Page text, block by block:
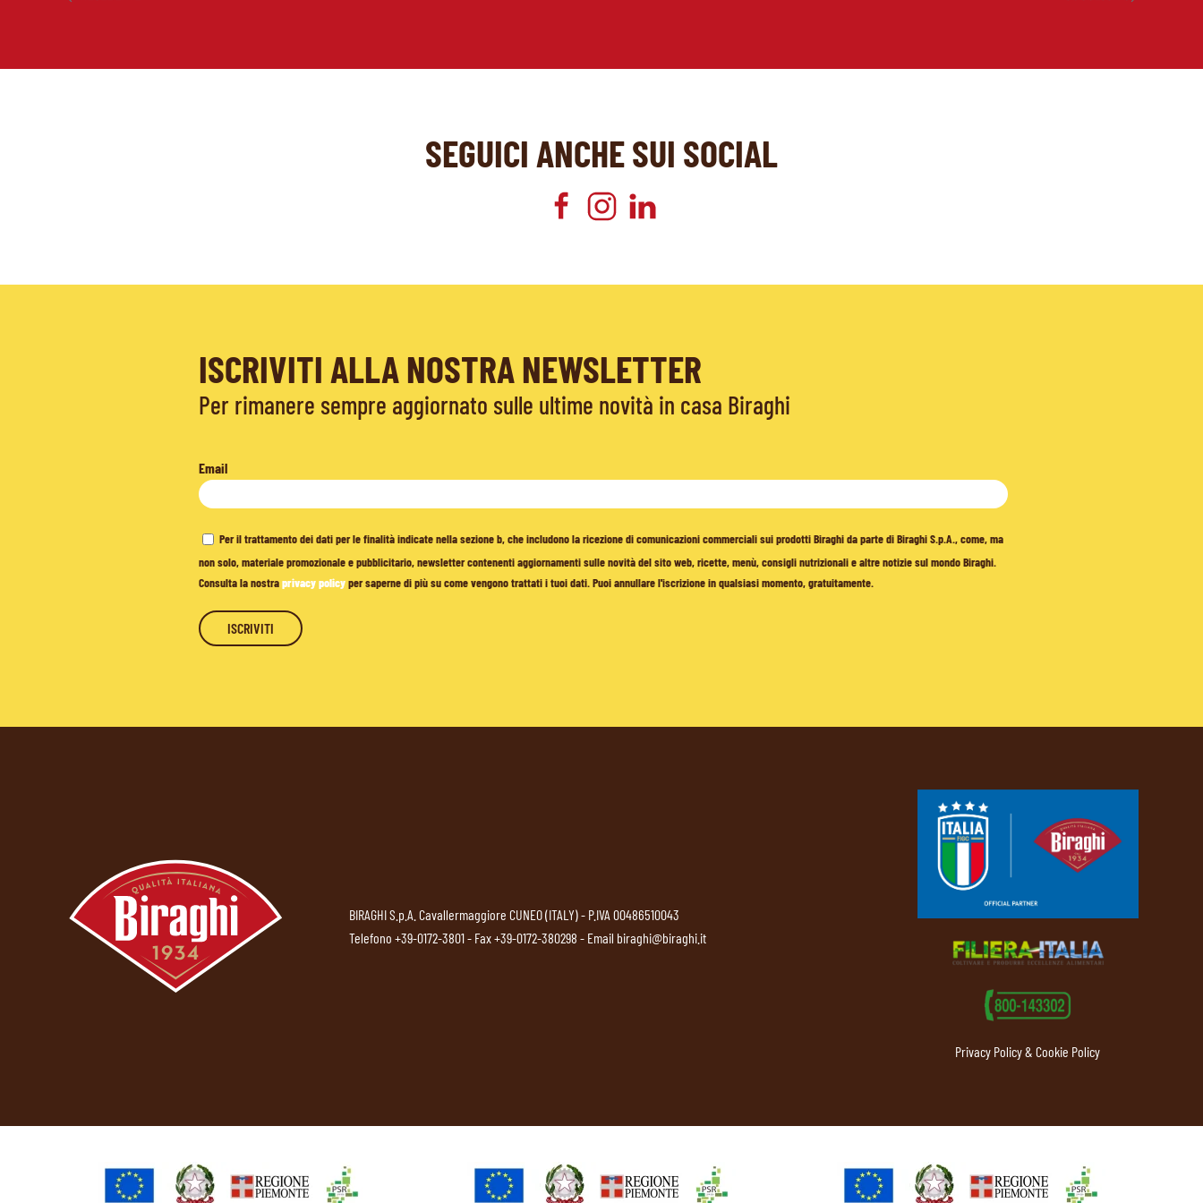
SEGUICI ANCHE SUI SOCIAL
ISCRIVITI ALLA NOSTRA NEWSLETTER
Per rimanere sempre aggiornato sulle ultime novità in casa Biraghi
Email
Per il trattamento dei dati per le finalità indicate nella sezione b, che includono la ricezione di comunicazioni commerciali sui prodotti Biraghi da parte di Biraghi S.p.A., come, ma
non solo, materiale promozionale e pubblicitario, newsletter contenenti aggiornamenti sulle novità del sito web, ricette, menù, consigli nutrizionali e altre notizie sul mondo Biraghi.
Consulta la nostraprivacy policyper saperne di più su come vengono trattati i tuoi dati. Puoi annullare l'iscrizione in qualsiasi momento, gratuitamente.
BIRAGHI S.p.A. Cavallermaggiore CUNEO (ITALY) - P.IVA 00486510043
Telefono +39-0172-3801- Fax +39-0172-380298 - Email biraghi@biraghi.it
Privacy Policy & Cookie Policy